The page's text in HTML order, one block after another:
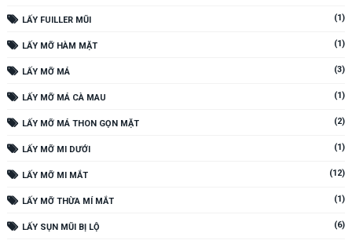
LẤY FUILLER MŨI (1)
LẤY MỠ HÀM MẶT (1)
LẤY MỠ MÁ (3)
LẤY MỠ MÁ CÀ MAU (1)
LẤY MỠ MÁ THON GỌN MẶT (2)
LẤY MỠ MI DƯỚI (1)
LẤY MỠ MI MẮT (12)
LẤY MỠ THỪA MÍ MẮT (1)
LẤY SỤN MŨI BỊ LỘ (6)